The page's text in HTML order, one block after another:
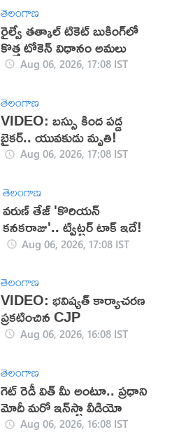
తెలంగాణ
రైల్వే తత్కాల్ టికెట్ బుకింగ్‌లో
కొత్త టోకెన్ విధానం అమలు
Aug 06, 2026, 17:08 IST
తెలంగాణ
VIDEO: బస్సు కింద పడ్డ
బైకర్.. యువకుడు మృతి!
Aug 06, 2026, 17:08 IST
తెలంగాణ
వరుణ్ తేజ్ 'కొరియన్
కనకరాజు'.. ట్విట్టర్ టాక్ ఇదే!
Aug 06, 2026, 17:08 IST
తెలంగాణ
VIDEO: భవిష్యత్ కార్యాచరణ
ప్రకటించిన CJP
Aug 06, 2026, 16:08 IST
తెలంగాణ
గెట్ రెడీ విత్ మీ అంటూ.. ప్రధాని
మోదీ మరో ఇన్‌స్టా వీడియో
Aug 06, 2026, 16:08 IST